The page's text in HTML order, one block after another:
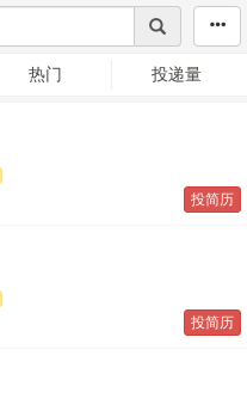
热门 投递量
投简历
投简历